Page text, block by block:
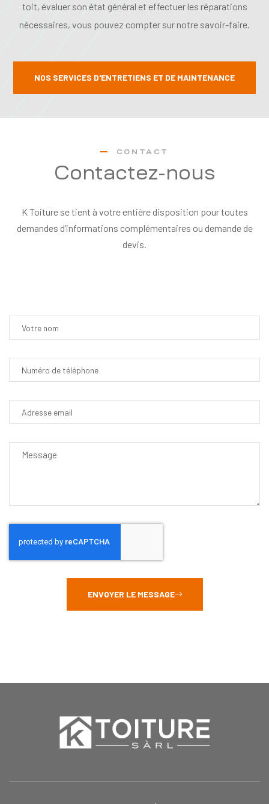
toit, évaluer son état général et effectuer les réparations
nécessaires, vous pouvez compter sur notre savoir-faire.
NOS SERVICES D'ENTRETIENS ET DE MAINTENANCE
CONTACT
Contactez-nous
K Toiture se tient à votre entière disposition pour toutes
demandes d’informations complémentaires ou demande de
devis.
ENVOYER LE MESSAGE